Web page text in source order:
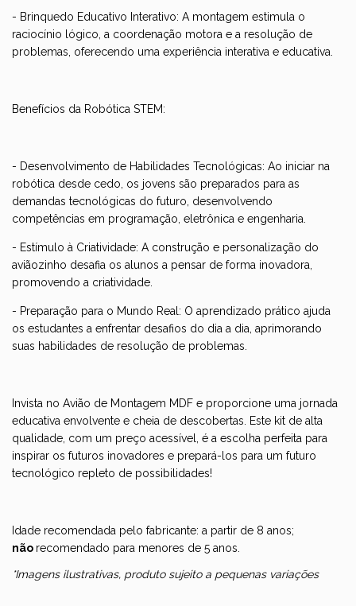
- Brinquedo Educativo Interativo: A montagem estimula o
raciocínio lógico, a coordenação motora e a resolução de
problemas, oferecendo uma experiência interativa e educativa.
Benefícios da Robótica STEM:
- Desenvolvimento de Habilidades Tecnológicas: Ao iniciar na
robótica desde cedo, os jovens são preparados para as
demandas tecnológicas do futuro, desenvolvendo
competências em programação, eletrônica e engenharia.
- Estímulo à Criatividade: A construção e personalização do
aviãozinho desafia os alunos a pensar de forma inovadora,
promovendo a criatividade.
- Preparação para o Mundo Real: O aprendizado prático ajuda
os estudantes a enfrentar desafios do dia a dia, aprimorando
suas habilidades de resolução de problemas.
Invista no Avião de Montagem MDF e proporcione uma jornada
educativa envolvente e cheia de descobertas. Este kit de alta
qualidade, com um preço acessível, é a escolha perfeita para
inspirar os futuros inovadores e prepará-los para um futuro
tecnológico repleto de possibilidades!
Idade recomendada pelo fabricante: a partir de 8 anos;
não recomendado para menores de 5 anos.
*Imagens ilustrativas, produto sujeito a pequenas variações